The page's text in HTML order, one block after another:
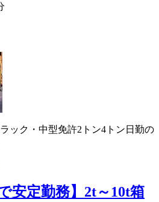
ック・中型免許2トン4トン 日勤の
安定勤務】2t～10t箱